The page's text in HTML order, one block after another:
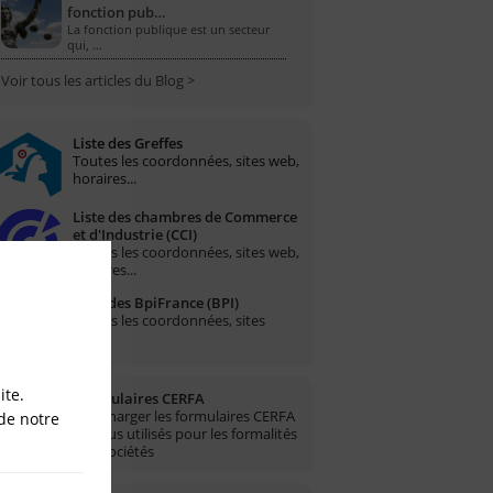
fonction pub…
La fonction publique est un secteur
qui, …
Voir tous les articles du Blog >
Liste des Greffes
Toutes les coordonnées, sites web,
horaires...
Liste des chambres de Commerce
et d'Industrie (CCI)
Toutes les coordonnées, sites web,
horaires...
Liste des BpiFrance (BPI)
Toutes les coordonnées, sites
Formulaires CERFA
Télécharger les formulaires CERFA
les plus utilisés pour les formalités
des sociétés
notre